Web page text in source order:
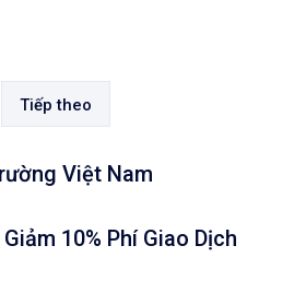
Tiếp theo
Việt Nam
10% Phí Giao Dịch